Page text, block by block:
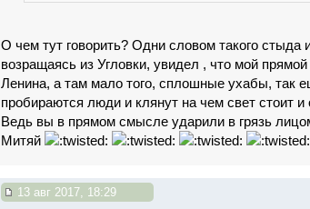
О чем тут говорить? Одни словом такого стыда
возращаясь из Угловки, увидел , что мой
Ленина, а там мало того, сплошные ухабы, так
пробираются люди и клянут на чем свет стоит
Ведь вы в прямом смысле ударили в грязь
Митяй
13 авг 2017, 18:29